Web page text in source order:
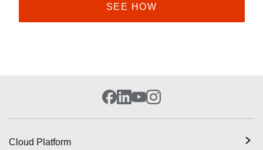
SEE HOW
Cloud Platform